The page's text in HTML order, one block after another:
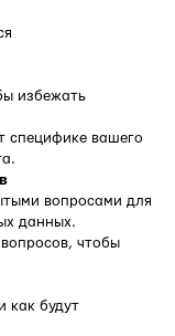
избежать
специфике вашего
вопросами для
данных.
чтобы
как будут